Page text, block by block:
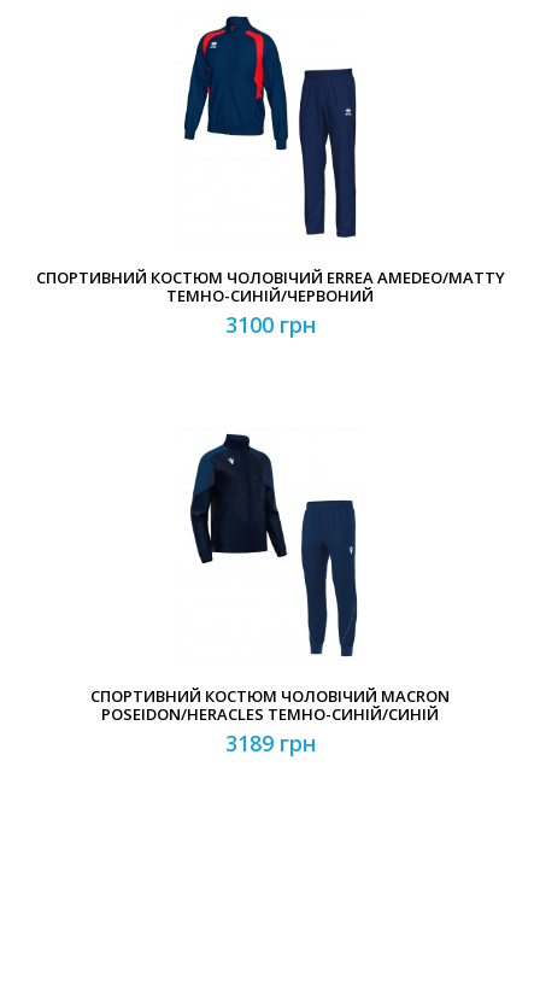
СПОРТИВНИЙ КОСТЮМ ЧОЛОВІЧИЙ ERREA AMEDEO/MATTY
ТЕМНО-СИНІЙ/ЧЕРВОНИЙ
3100 грн
СПОРТИВНИЙ КОСТЮМ ЧОЛОВІЧИЙ MACRON
POSEIDON/HERACLES ТЕМНО-СИНІЙ/СИНІЙ
3189 грн